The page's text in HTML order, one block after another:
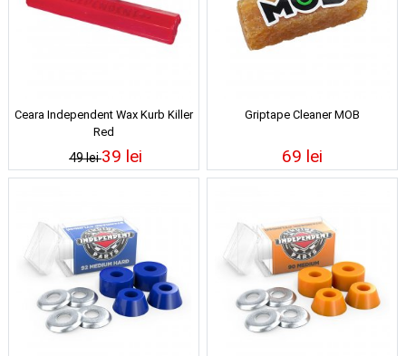
Ceara Independent Wax Kurb Killer
Red
49 lei39 lei
Griptape Cleaner MOB
69 lei